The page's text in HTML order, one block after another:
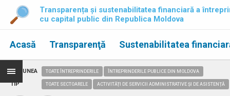
Transparența și sustenabilitatea financiară a
cu capital public din Republica Moldova
Acasă Transparenţă Sustenabilitatea
REGIUNEA
TIP
TOATE ÎNTREPRINDERILE ÎNTREPRINDERILE PUBLICE DIN MOLDOVA
TOATE SECTOARELE ACTIVITĂȚI DE SERVICII ADMINISTRATIVE ȘI DE ASISTENȚĂ